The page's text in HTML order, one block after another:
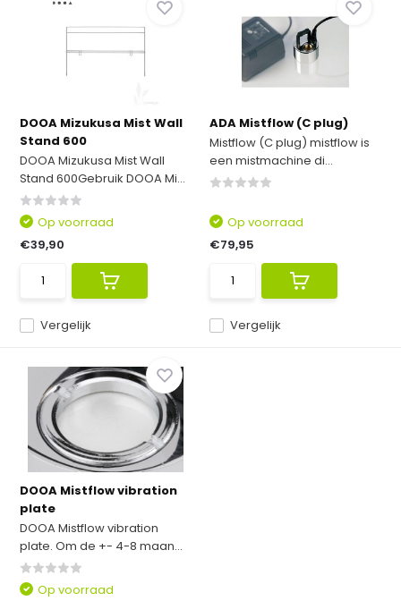
DOOA Mizukusa Mist Wall
Stand 600
DOOA Mizukusa Mist Wall
Stand 600Gebruik DOOA Mi...
Vergelijk
Op voorraad
€39,90
ADA Mistflow (C plug)
Mistflow (C plug) mistflow is
een mistmachine di...
Vergelijk
Op voorraad
€79,95
DOOA Mistflow vibration
plate
DOOA Mistflow vibration
plate. Om de +- 4-8 maan...
Op voorraad